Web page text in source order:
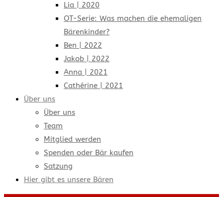
Lia | 2020
OT-Serie: Was machen die ehemaligen
Bärenkinder?
Ben | 2022
Jakob | 2022
Anna | 2021
Cathérine | 2021
Über uns
Über uns
Team
Mitglied werden
Spenden oder Bär kaufen
Satzung
Hier gibt es unsere Bären